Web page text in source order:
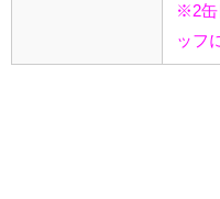
※2缶
ッフ